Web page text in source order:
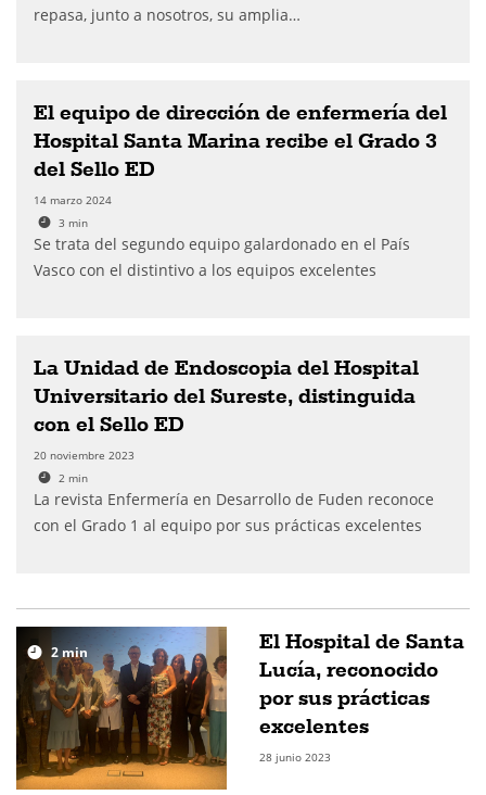
repasa, junto a nosotros, su amplia…
El equipo de dirección de enfermería del
Hospital Santa Marina recibe el Grado 3
del Sello ED
14 marzo 2024
3 min
Se trata del segundo equipo galardonado en el País
Vasco con el distintivo a los equipos excelentes
La Unidad de Endoscopia del Hospital
Universitario del Sureste, distinguida
con el Sello ED
20 noviembre 2023
2 min
La revista Enfermería en Desarrollo de Fuden reconoce
con el Grado 1 al equipo por sus prácticas excelentes
2min
El Hospital de Santa
Lucía, reconocido
por sus prácticas
excelentes
28 junio 2023